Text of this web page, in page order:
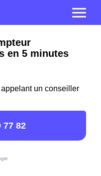
en 5 minutes
un conseiller
77 82